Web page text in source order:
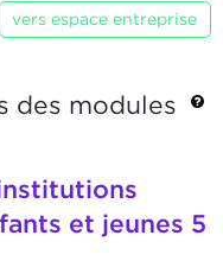
vers espace entreprise
des modules
et jeunes 5